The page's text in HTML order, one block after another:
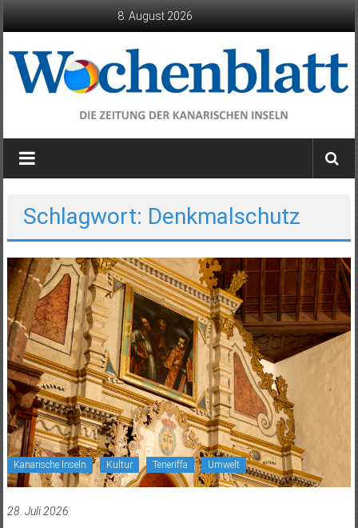
8. August 2026
Wochenblatt
die
Kanarischen
Inseln
Schlagwort: Denkmalschutz
Kanarische Inseln Kultur Teneriffa Umwelt
28. Juli 2026